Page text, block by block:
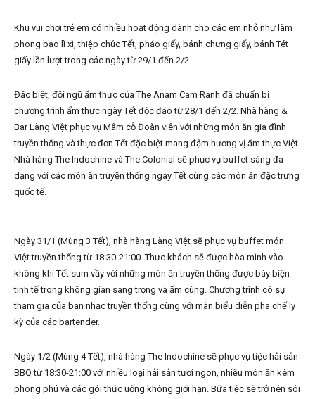
Khu vui chơi trẻ em có nhiều hoạt động dành cho các em nhỏ như làm
phong bao lì xì, thiệp chúc Tết, pháo giấy, bánh chưng giấy, bánh Tét
giấy lần lượt trong các ngày từ 29/1 đến 2/2.
Đặc biệt, đội ngũ ẩm thực của The Anam Cam Ranh đã chuẩn bị
chương trình ẩm thực ngày Tết độc đáo từ 28/1 đến 2/2. Nhà hàng &
Bar Làng Việt phục vụ Mâm cỗ Đoàn viên với những món ăn gia đình
truyền thống và thực đơn Tết đặc biệt mang đậm hương vị ẩm thực Việt.
Nhà hàng The Indochine và The Colonial sẽ phục vụ buffet sáng đa
dạng với các món ăn truyền thống ngày Tết cùng các món ăn đặc trưng
quốc tế.
Ngày 31/1 (Mùng 3 Tết), nhà hàng Làng Việt sẽ phục vụ buffet món
Việt truyền thống từ 18:30-21:00. Thực khách sẽ được hòa mình vào
không khí Tết sum vầy với những món ăn truyền thống được bày biện
tinh tế trong không gian sang trọng và ấm cúng. Chương trình có sự
tham gia của ban nhạc truyền thống cùng với màn biểu diễn pha chế ly
kỳ của các bartender.
Ngày 1/2 (Mùng 4 Tết), nhà hàng The Indochine sẽ phục vụ tiệc hải sản
BBQ từ 18:30-21:00 với nhiều loại hải sản tươi ngon, nhiều món ăn kèm
phong phú và các gói thức uống không giới hạn. Bữa tiệc sẽ trở nên sôi